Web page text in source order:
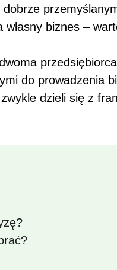
własny biznes –
do prowadzenia
dzieli się z